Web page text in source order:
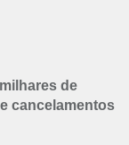
de
cancelamentos